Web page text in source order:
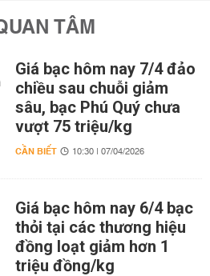
TÂM
Giá bạc hôm nay 7/4 đảo
chiều sau chuỗi giảm
sâu, bạc Phú Quý chưa
vượt 75 triệu/kg
CẦN BIẾT 10:30 | 07/04/2026
Giá bạc hôm nay 6/4 bạc
thỏi tại các thương hiệu
đồng loạt giảm hơn 1
triệu đồng/kg